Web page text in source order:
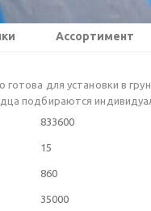
Ассортимент
готова для установки в
подбираются
833600
15
860
35000